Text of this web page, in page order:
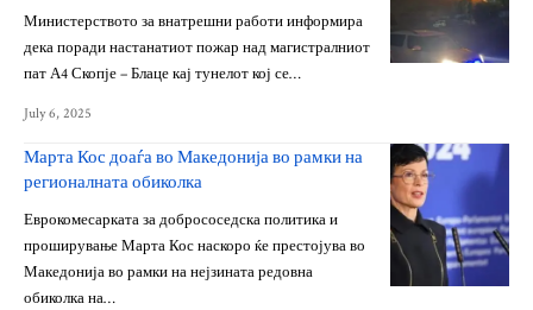
Министерството за внатрешни работи информира
дека поради настанатиот пожар над магистралниот
пат А4 Скопје – Блаце кај тунелот кој се…
July 6, 2025
Марта Кос доаѓа во Македонија во рамки на
регионалната обиколка
Еврокомесарката за добрососедска политика и
проширување Марта Кос наскоро ќе престојува во
Македонија во рамки на нејзината редовна
обиколка на…